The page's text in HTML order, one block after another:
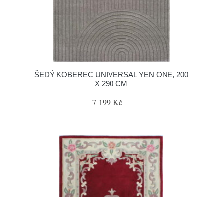
ŠEDÝ KOBEREC UNIVERSAL YEN ONE, 200
X 290 CM
7 199 Kč